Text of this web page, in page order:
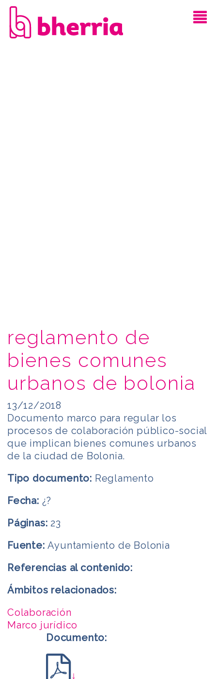
reglamento de
bienes comunes
urbanos de bolonia
13/12/2018
Documento marco para regular los
procesos de colaboración público-social
que implican bienes comunes urbanos
de la ciudad de Bolonia.
Tipo documento: Reglamento
Fecha: ¿?
Páginas: 23
Fuente:Ayuntamiento de Bolonia
Referencias al contenido:
Ámbitos relacionados:
Colaboración
Marco jurídico
Documento:
↓